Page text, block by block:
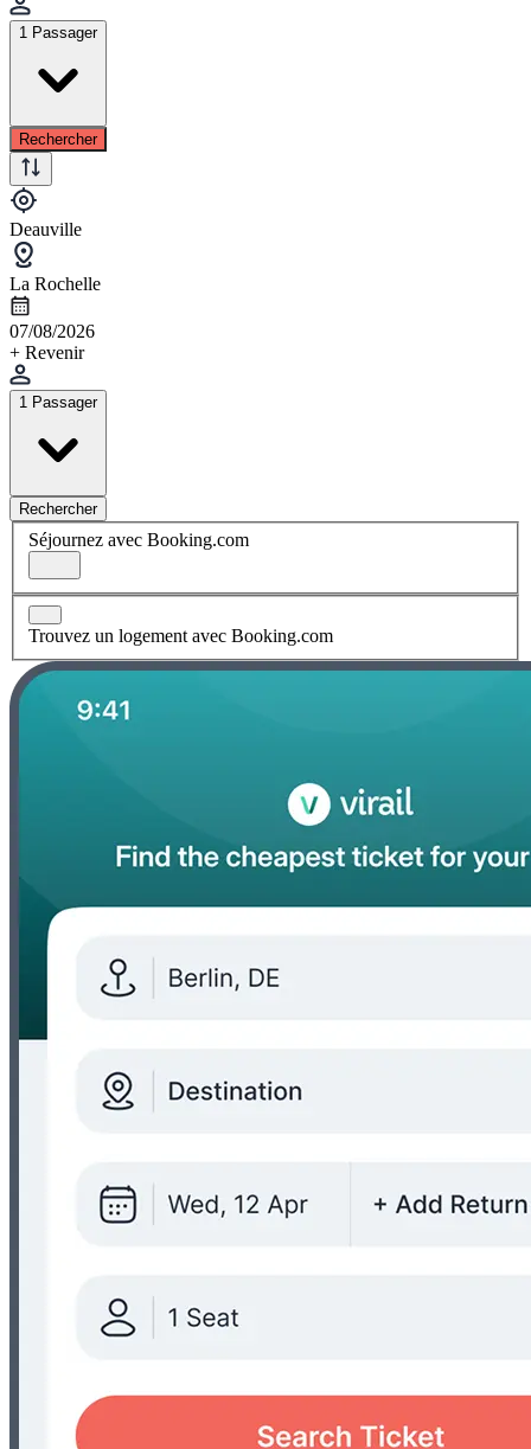
1 Passager
Rechercher
Deauville
La Rochelle
07/08/2026
+ Revenir
1 Passager
Rechercher
Séjournez avec Booking.com
Trouvez un logement avec Booking.com